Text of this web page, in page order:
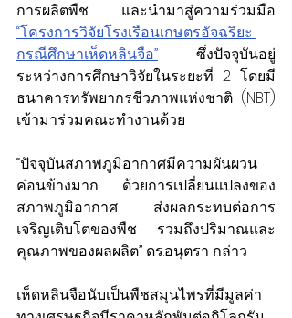
“โครงการวิจัยโรงเรือนเกษตรอัจฉริยะ
กรณีศึกษาเห็ดหลินจือ” ซึ่งปัจจุบันอยู่
ระหว่างการศึกษาวิจัยในระยะที่ 2 โดยมี
ธนาคารทรัพยากรชีวภาพแห่งชาติ (NBT)
เข้ามาร่วมคณะทำงานด้วย
“ปัจจุบันสภาพภูมิอากาศมีความผันผวน
ค่อนข้างมาก ด้วยการเปลี่ยนแปลงของ
สภาพภูมิอากาศ ส่งผลกระทบต่อการ
เจริญเติบโตของพืช รวมถึงปริมาณและ
คุณภาพของผลผลิต” ดร.อนุตรา กล่าว
เห็ดหลินจือนับเป็นพืชสมุนไพรที่มีมูลค่า